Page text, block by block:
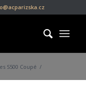
S500 Coupé /